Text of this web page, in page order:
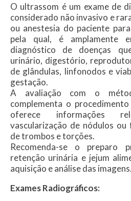
O ultrassom é um exame de
considerado não invasivo e
ou anestesia do paciente
pela qual, é amplamente
diagnóstico de doenças
urinário, digestório,
de glândulas, linfonodos e
gestação.
A avaliação com o
complementa o
oferece informações
vascularização de nódulos ou
de trombos e torções.
Recomenda-se o preparo
retenção urinária e jejum
aquisição e análise das imagens.
Exames Radiográficos: